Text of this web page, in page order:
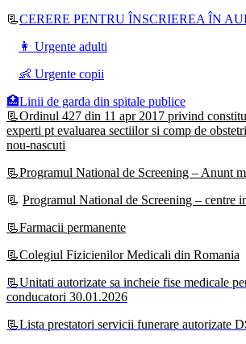
📃CERERE PENTRU ÎNSCRIEREA ÎN
👩 Urgente adulti
👶 Urgente copii
🏥Linii de garda din spitale publice
📃Ordinul 427 din 11 apr 2017 privind
experti pt evaluarea sectiilor si comp de
nou-nascuti
📃Programul National de Screening – Anunt
📃 Programul National de Screening – centre
📃Farmacii permanente
📃Colegiul Fizicienilor Medicali din Romania
📃Unitati autorizate sa incheie fise medicale
conducatori 30.01.2026
📃Lista prestatori servicii funerare autorizate